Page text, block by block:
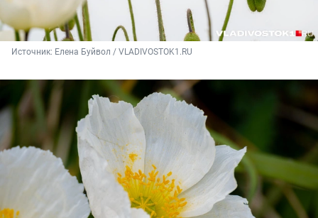
Источник: Елена Буйвол / VLADIVOSTOK1.RU